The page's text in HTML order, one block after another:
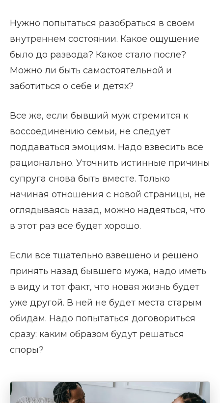
Нужно попытаться разобраться в своем
внутреннем состоянии. Какое ощущение
было до развода? Какое стало после?
Можно ли быть самостоятельной и
заботиться о себе и детях?
Все же, если бывший муж стремится к
воссоединению семьи, не следует
поддаваться эмоциям. Надо взвесить все
рационально. Уточнить истинные причины
супруга снова быть вместе. Только
начиная отношения с новой страницы, не
оглядываясь назад, можно надеяться, что
в этот раз все будет хорошо.
Если все тщательно взвешено и решено
принять назад бывшего мужа, надо иметь
в виду и тот факт, что новая жизнь будет
уже другой. В ней не будет места старым
обидам. Надо попытаться договориться
сразу: каким образом будут решаться
споры?